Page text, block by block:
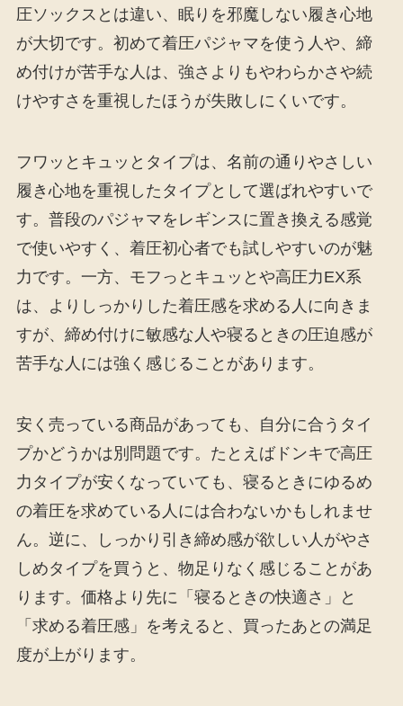
圧ソックスとは違い、眠りを邪魔しない履き心地
が大切です。初めて着圧パジャマを使う人や、締
め付けが苦手な人は、強さよりもやわらかさや続
けやすさを重視したほうが失敗しにくいです。
フワッとキュッとタイプは、名前の通りやさしい
履き心地を重視したタイプとして選ばれやすいで
す。普段のパジャマをレギンスに置き換える感覚
で使いやすく、着圧初心者でも試しやすいのが魅
力です。一方、モフっとキュッとや高圧力EX系
は、よりしっかりした着圧感を求める人に向きま
すが、締め付けに敏感な人や寝るときの圧迫感が
苦手な人には強く感じることがあります。
安く売っている商品があっても、自分に合うタイ
プかどうかは別問題です。たとえばドンキで高圧
力タイプが安くなっていても、寝るときにゆるめ
の着圧を求めている人には合わないかもしれませ
ん。逆に、しっかり引き締め感が欲しい人がやさ
しめタイプを買うと、物足りなく感じることがあ
ります。価格より先に「寝るときの快適さ」と
「求める着圧感」を考えると、買ったあとの満足
度が上がります。